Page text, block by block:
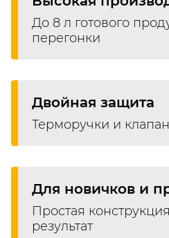
До 8 л готового
перегонки
Двойная защита
Терморучки и
Для новичков и
Простая
результат